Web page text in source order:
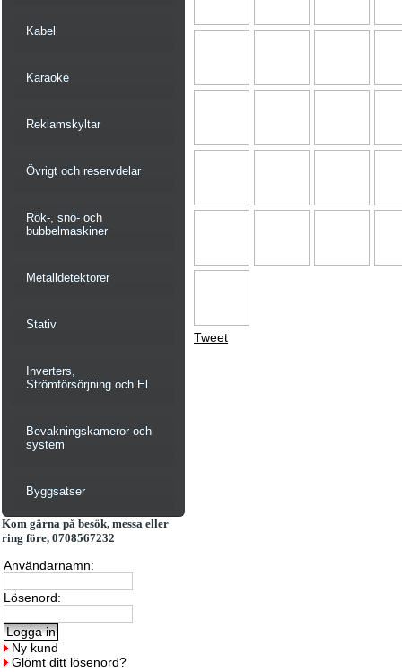
Kabel
Karaoke
Reklamskyltar
Övrigt och reservdelar
Rök-, snö- och
bubbelmaskiner
Metalldetektorer
Stativ
Inverters,
Strömförsörjning och El
Bevakningskameror och
system
Byggsatser
Kom gärna på besök, messa eller
ring före, 0708567232
Användarnamn:
Lösenord:
Ny kund
Glömt ditt lösenord?
Tweet